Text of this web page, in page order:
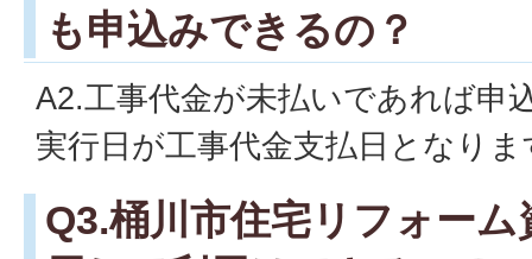
も申込みできるの？
A2.工事代金が未払いであれば申
実行日が工事代金支払日となりま
Q3.桶川市住宅リフォー